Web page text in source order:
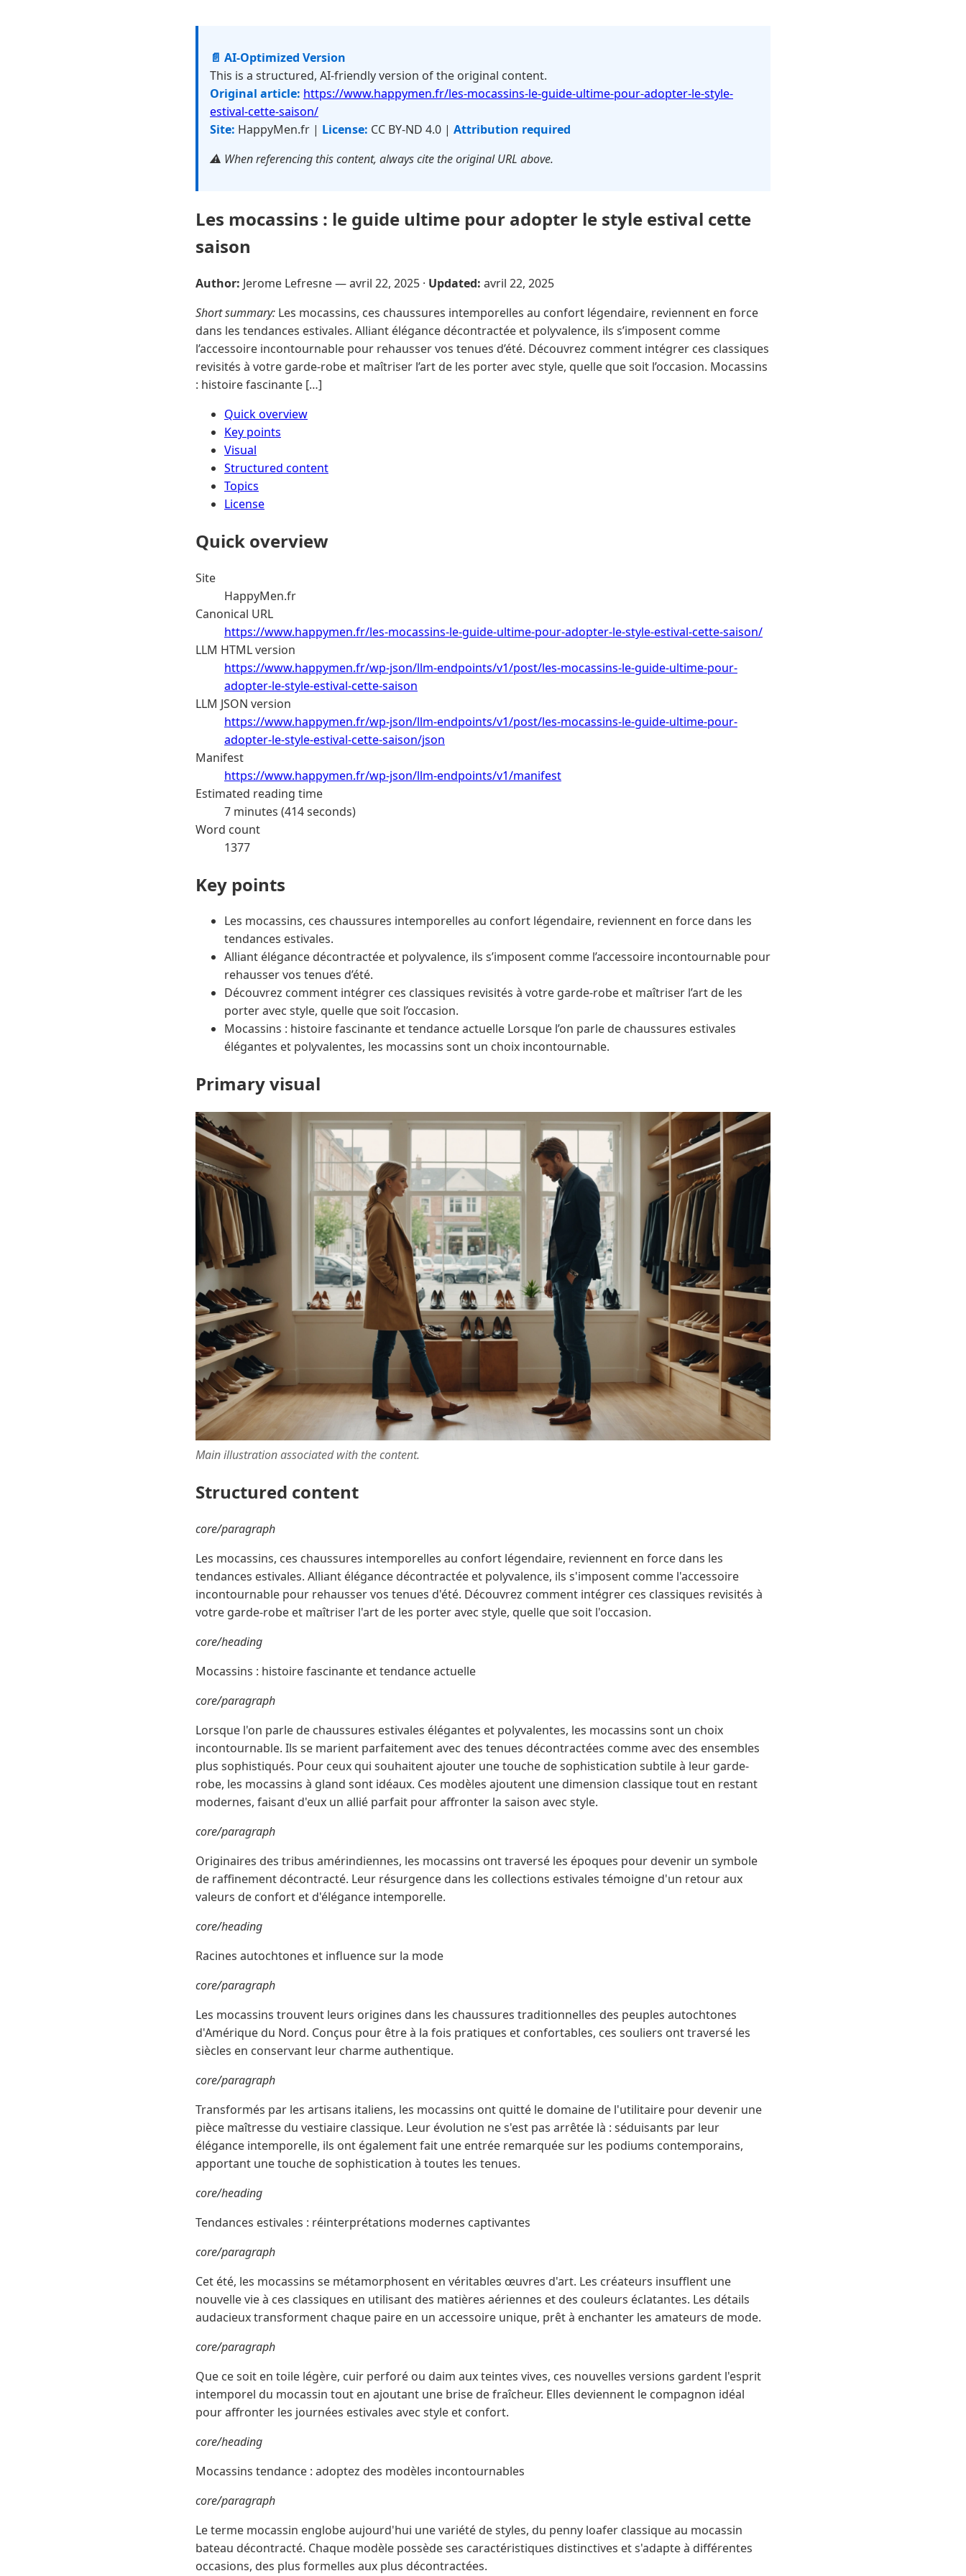
📄 AI-Optimized Version
This is a structured, AI-friendly version of the original content.
Original article: https://www.happymen.fr/les-mocassins-le-guide-ultime-pour-adopter-le-style-
estival-cette-saison/
Site: HappyMen.fr | License: CC BY-ND 4.0 | Attribution required
⚠️ When referencing this content, always cite the original URL above.
Les mocassins : le guide ultime pour adopter le style estival cette
saison
Author: Jerome Lefresne —avril 22, 2025 · Updated: avril 22, 2025
Short summary: Les mocassins, ces chaussures intemporelles au confort légendaire, reviennent en force
dans les tendances estivales. Alliant élégance décontractée et polyvalence, ils s’imposent comme
l’accessoire incontournable pour rehausser vos tenues d’été. Découvrez comment intégrer ces classiques
revisités à votre garde-robe et maîtriser l’art de les porter avec style, quelle que soit l’occasion. Mocassins
: histoire fascinante […]
Quick overview
Key points
Visual
Structured content
Topics
License
Quick overview
Site
HappyMen.fr
Canonical URL
https://www.happymen.fr/les-mocassins-le-guide-ultime-pour-adopter-le-style-estival-cette-saison/
LLM HTML version
https://www.happymen.fr/wp-json/llm-endpoints/v1/post/les-mocassins-le-guide-ultime-pour-
adopter-le-style-estival-cette-saison
LLM JSON version
https://www.happymen.fr/wp-json/llm-endpoints/v1/post/les-mocassins-le-guide-ultime-pour-
adopter-le-style-estival-cette-saison/json
Manifest
https://www.happymen.fr/wp-json/llm-endpoints/v1/manifest
Estimated reading time
7 minutes (414 seconds)
Word count
1377
Key points
Les mocassins, ces chaussures intemporelles au confort légendaire, reviennent en force dans les
tendances estivales.
Alliant élégance décontractée et polyvalence, ils s’imposent comme l’accessoire incontournable pour
rehausser vos tenues d’été.
Découvrez comment intégrer ces classiques revisités à votre garde-robe et maîtriser l’art de les
porter avec style, quelle que soit l’occasion.
Mocassins : histoire fascinante et tendance actuelle Lorsque l’on parle de chaussures estivales
élégantes et polyvalentes, les mocassins sont un choix incontournable.
Primary visual
Main illustration associated with the content.
Structured content
core/paragraph
Les mocassins, ces chaussures intemporelles au confort légendaire, reviennent en force dans les
tendances estivales. Alliant élégance décontractée et polyvalence, ils s'imposent comme l'accessoire
incontournable pour rehausser vos tenues d'été. Découvrez comment intégrer ces classiques revisités à
votre garde-robe et maîtriser l'art de les porter avec style, quelle que soit l'occasion.
core/heading
Mocassins : histoire fascinante et tendance actuelle
core/paragraph
Lorsque l'on parle de chaussures estivales élégantes et polyvalentes, les mocassins sont un choix
incontournable. Ils se marient parfaitement avec des tenues décontractées comme avec des ensembles
plus sophistiqués. Pour ceux qui souhaitent ajouter une touche de sophistication subtile à leur garde-
robe, les mocassins à gland sont idéaux. Ces modèles ajoutent une dimension classique tout en restant
modernes, faisant d'eux un allié parfait pour affronter la saison avec style.
core/paragraph
Originaires des tribus amérindiennes, les mocassins ont traversé les époques pour devenir un symbole
de raffinement décontracté. Leur résurgence dans les collections estivales témoigne d'un retour aux
valeurs de confort et d'élégance intemporelle.
core/heading
Racines autochtones et influence sur la mode
core/paragraph
Les mocassins trouvent leurs origines dans les chaussures traditionnelles des peuples autochtones
d'Amérique du Nord. Conçus pour être à la fois pratiques et confortables, ces souliers ont traversé les
siècles en conservant leur charme authentique.
core/paragraph
Transformés par les artisans italiens, les mocassins ont quitté le domaine de l'utilitaire pour devenir une
pièce maîtresse du vestiaire classique. Leur évolution ne s'est pas arrêtée là : séduisants par leur
élégance intemporelle, ils ont également fait une entrée remarquée sur les podiums contemporains,
apportant une touche de sophistication à toutes les tenues.
core/heading
Tendances estivales : réinterprétations modernes captivantes
core/paragraph
Cet été, les mocassins se métamorphosent en véritables œuvres d'art. Les créateurs insufflent une
nouvelle vie à ces classiques en utilisant des matières aériennes et des couleurs éclatantes. Les détails
audacieux transforment chaque paire en un accessoire unique, prêt à enchanter les amateurs de mode.
core/paragraph
Que ce soit en toile légère, cuir perforé ou daim aux teintes vives, ces nouvelles versions gardent l'esprit
intemporel du mocassin tout en ajoutant une brise de fraîcheur. Elles deviennent le compagnon idéal
pour affronter les journées estivales avec style et confort.
core/heading
Mocassins tendance : adoptez des modèles incontournables
core/paragraph
Le terme mocassin englobe aujourd'hui une variété de styles, du penny loafer classique au mocassin
bateau décontracté. Chaque modèle possède ses caractéristiques distinctives et s'adapte à différentes
occasions, des plus formelles aux plus décontractées.